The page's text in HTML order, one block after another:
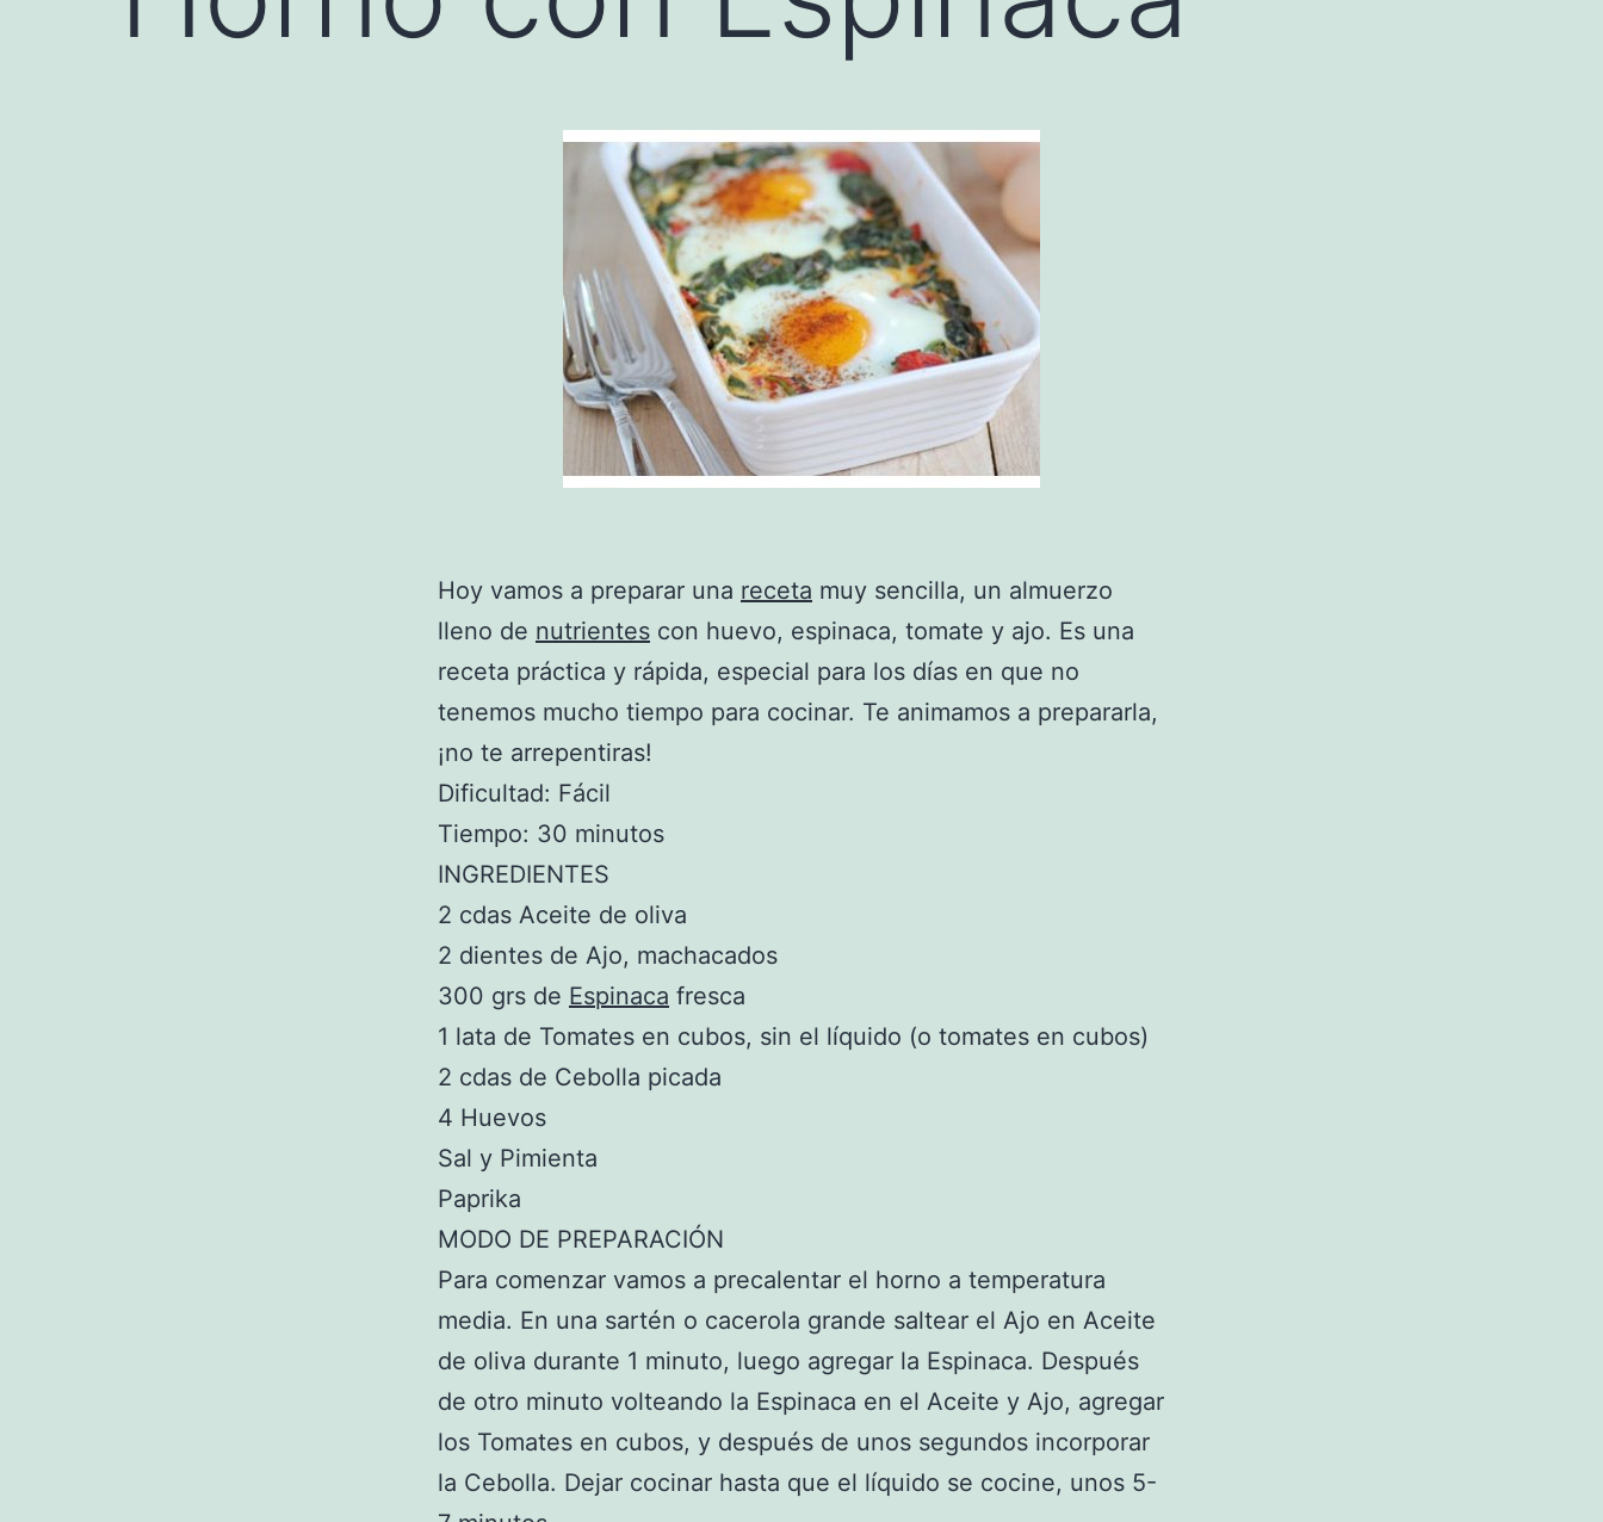
Hoy vamos a preparar una receta muy sencilla, un almuerzo
lleno de nutrientes con huevo, espinaca, tomate y ajo. Es una
receta práctica y rápida, especial para los días en que no
tenemos mucho tiempo para cocinar. Te animamos a prepararla,
¡no te arrepentiras!
Dificultad: Fácil
Tiempo: 30 minutos
INGREDIENTES
2 cdas Aceite de oliva
2 dientes de Ajo, machacados
300 grs de Espinaca fresca
1 lata de Tomates en cubos, sin el líquido (o tomates en cubos)
2 cdas de Cebolla picada
4 Huevos
Sal y Pimienta
Paprika
MODO DE PREPARACIÓN
Para comenzar vamos a precalentar el horno a temperatura
media. En una sartén o cacerola grande saltear el Ajo en Aceite
de oliva durante 1 minuto, luego agregar la Espinaca. Después
de otro minuto volteando la Espinaca en el Aceite y Ajo, agregar
los Tomates en cubos, y después de unos segundos incorporar
la Cebolla. Dejar cocinar hasta que el líquido se cocine, unos 5-